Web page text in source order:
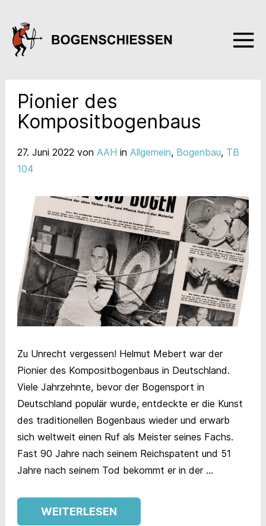
Pionier des
Kompositbogenbaus
27. Juni 2022 von AAH in Allgemein, Bogenbau, TB
104
Zu Unrecht vergessen! Helmut Mebert war der
Pionier des Kompositbogenbaus in Deutschland.
Viele Jahrzehnte, bevor der Bogensport in
Deutschland populär wurde, entdeckte er die Kunst
des traditionellen Bogenbaus wieder und erwarb
sich weltweit einen Ruf als Meister seines Fachs.
Fast 90 Jahre nach seinem Reichspatent und 51
Jahre nach seinem Tod bekommt er in der …
WEITERLESEN